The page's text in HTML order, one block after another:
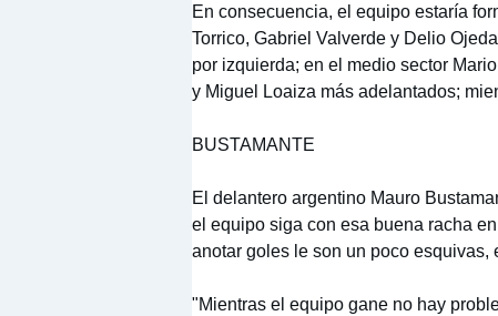
En consecuencia, el equipo estaría
Torrico, Gabriel Valverde y Delio
por izquierda; en el medio sector
y Miguel Loaiza más adelantados;
BUSTAMANTE
El delantero argentino Mauro
el equipo siga con esa buena racha
anotar goles le son un poco esquivas,
"Mientras el equipo gane no hay